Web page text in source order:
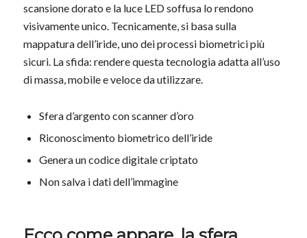
scansione dorato e la luce LED soffusa lo rendono
visivamente unico. Tecnicamente, si basa sulla
mappatura dell’iride, uno dei processi biometrici più
sicuri. La sfida: rendere questa tecnologia adatta all’uso
di massa, mobile e veloce da utilizzare.
Sfera d’argento con scanner d’oro
Riconoscimento biometrico dell’iride
Genera un codice digitale criptato
Non salva i dati dell’immagine